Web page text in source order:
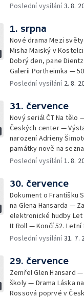
zprávy z kultury —
Poslední vysílání3. 8.
1. srpna
Nové drama Mezi
Misha Maiský v
Dobrý den, pane
Galerii Portheimka —
filmu Na samotě u lesa
Mercury
Poslední vysílání 2. 8.
31. července
Nový seriál ČT Na tělo
Českých center —
narození Adrieny
památky nově na
zprávy z kultury —
Poslední vysílání1. 8.
30. července
Dokument o Františku
na Glena Hansarda —
elektronické hudby
It Roll — Končí 52.
Krátké zprávy z kultury
Poslední vysílání31. 7.
29. července
Zemřel Glen Hansard
školy — Drama Láska
Rossová poprvé v